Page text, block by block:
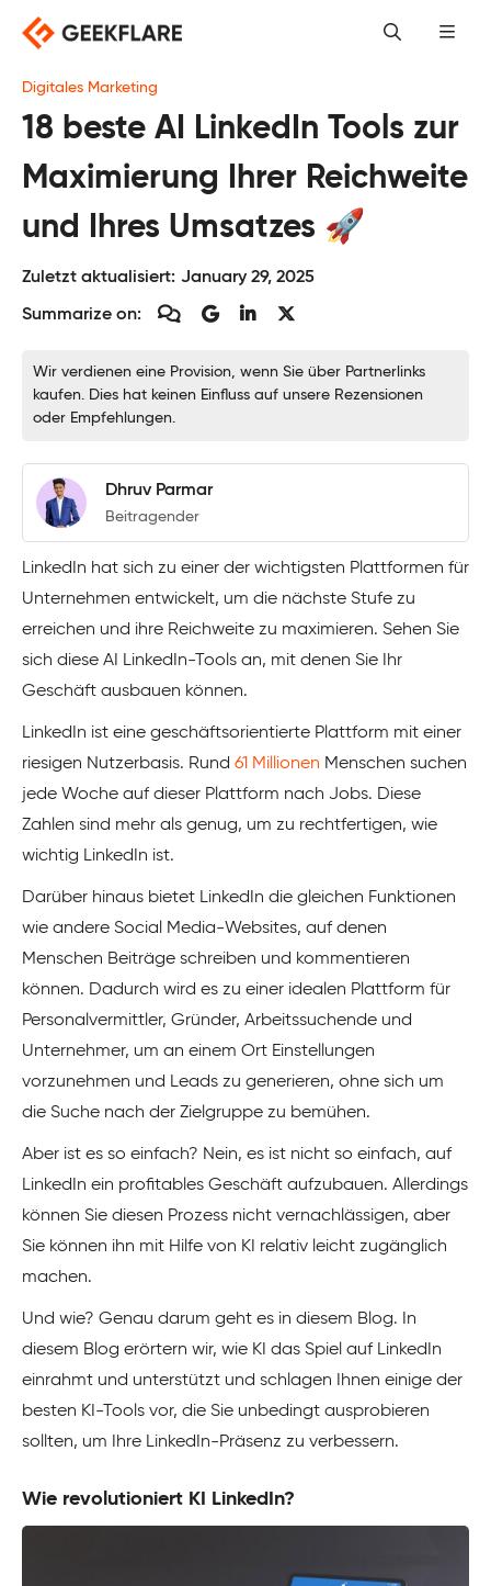
Skip
content
Digitales Marketing
18 beste AI LinkedIn Tools zur
Maximierung Ihrer Reichweite
und Ihres Umsatzes 🚀
Zuletzt aktualisiert: January 29, 2025
Summarize on:
Wir verdienen eine Provision, wenn Sie über Partnerlinks
kaufen. Dies hat keinen Einfluss auf unsere Rezensionen
oder Empfehlungen.
Dhruv Parmar
Beitragender
LinkedIn hat sich zu einer der wichtigsten Plattformen für
Unternehmen entwickelt, um die nächste Stufe zu
erreichen und ihre Reichweite zu maximieren. Sehen Sie
sich diese AI LinkedIn-Tools an, mit denen Sie Ihr
Geschäft ausbauen können.
LinkedIn ist eine geschäftsorientierte Plattform mit einer
riesigen Nutzerbasis. Rund 61 Millionen Menschen suchen
jede Woche auf dieser Plattform nach Jobs. Diese
Zahlen sind mehr als genug, um zu rechtfertigen, wie
wichtig LinkedIn ist.
Darüber hinaus bietet LinkedIn die gleichen Funktionen
wie andere Social Media-Websites, auf denen
Menschen Beiträge schreiben und kommentieren
können. Dadurch wird es zu einer idealen Plattform für
Personalvermittler, Gründer, Arbeitssuchende und
Unternehmer, um an einem Ort Einstellungen
vorzunehmen und Leads zu generieren, ohne sich um
die Suche nach der Zielgruppe zu bemühen.
Aber ist es so einfach? Nein, es ist nicht so einfach, auf
LinkedIn ein profitables Geschäft aufzubauen. Allerdings
können Sie diesen Prozess nicht vernachlässigen, aber
Sie können ihn mit Hilfe von KI relativ leicht zugänglich
machen.
Und wie? Genau darum geht es in diesem Blog. In
diesem Blog erörtern wir, wie KI das Spiel auf LinkedIn
einrahmt und unterstützt und schlagen Ihnen einige der
besten KI-Tools vor, die Sie unbedingt ausprobieren
sollten, um Ihre LinkedIn-Präsenz zu verbessern.
Wie revolutioniert KI LinkedIn?